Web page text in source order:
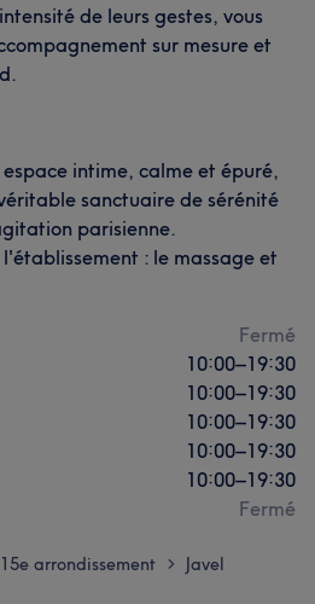
de leurs gestes, vous
sur mesure et
intime, calme et épuré,
sanctuaire de sérénité
parisienne.
: le massage et
Fermé
10:00–19:30
10:00–19:30
10:00–19:30
10:00–19:30
10:00–19:30
Fermé
15e arrondissement > Javel